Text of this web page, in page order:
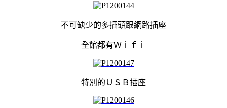
不可缺少的多插頭跟網路插座
全館都有Ｗｉｆｉ
特別的ＵＳＢ插座